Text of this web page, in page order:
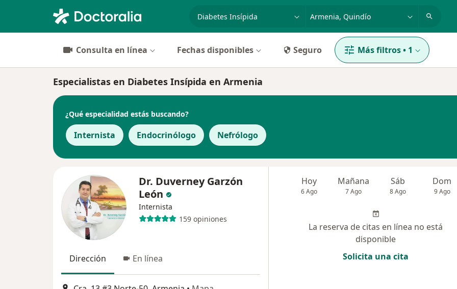
especialidad, enfermedad o nombre
Consulta en línea Fechas disponibles Seguro Más filtros• 1
Especialistas en Diabetes Insípida en Armenia
¿Qué especialidad estás buscando?
Internista Endocrinólogo Nefrólogo
Dr. Duverney Garzón
León
Internista
159 opiniones
Dirección En línea
Hoy
6 Ago
Mañana
7 Ago
Sáb
8 Ago
Dom
9 Ago
La reserva de citas en línea no está
disponible
Solicita una cita